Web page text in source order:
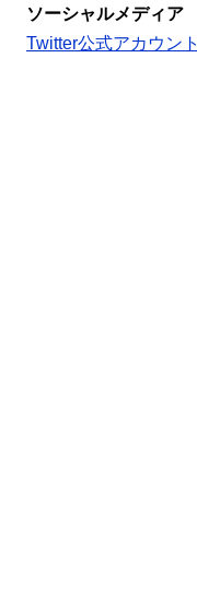
ソーシャルメディア
Twitter公式アカウント